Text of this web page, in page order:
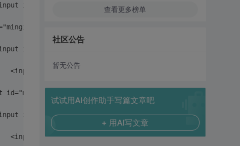
HTTP方法检索数据(POST / GET)。						post				<input id="mingiSelect" method="GET" />
称绑定到该下拉列表框。					key				<input id="mingiSelect" keyField="key" />
基础数据字段名称绑定到该下拉列表框。					text				<input id="mingiSelect" textField="text" />
* mingiValues			下拉列表默认选中值，值与值之间用“,”隔开。				null				<input id="mingiSelect" mingiValues="1,2,3" />
定义是否支持多选。							false				<input id="mingiSelect" mingiMultiple="true" />
下拉列表框宽度，最小值为80，小于80则默认80。				150				<input id="mingiSelect" listWidth="180" />
* listMaxHeight		下拉列表框最大高度，最小值88，小于88则默认88。				300				<input id="mingiSelect" listMaxHeight="500" />
查看更多榜单
社区公告
暂无公告
试试用AI创作助手写篇文章吧
+ 用AI写文章